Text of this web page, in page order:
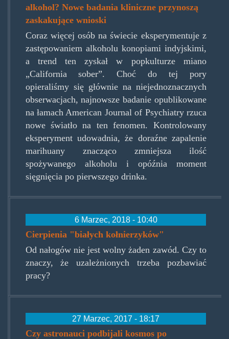
alkohol? Nowe badania kliniczne przynoszą
zaskakujące wnioski
Coraz więcej osób na świecie eksperymentuje z
zastępowaniem alkoholu konopiami indyjskimi,
a trend ten zyskał w popkulturze miano
„California sober”. Choć do tej pory
opieraliśmy się głównie na niejednoznacznych
obserwacjach, najnowsze badanie opublikowane
na łamach American Journal of Psychiatry rzuca
nowe światło na ten fenomen. Kontrolowany
eksperyment udowadnia, że doraźne zapalenie
marihuany znacząco zmniejsza ilość
spożywanego alkoholu i opóźnia moment
sięgnięcia po pierwszego drinka.
6 Marzec, 2018 - 10:40
Cierpienia "białych kołnierzyków"
Od nałogów nie jest wolny żaden zawód. Czy to
znaczy, że uzależnionych trzeba pozbawiać
pracy?
27 Marzec, 2017 - 18:17
Czy astronauci podbijali kosmos po